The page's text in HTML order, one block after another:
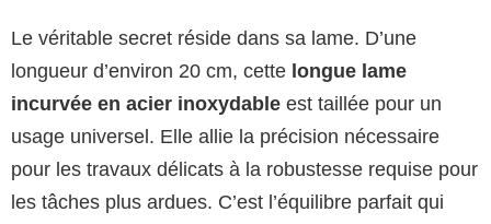
Le véritable secret réside dans sa lame. D’une
longueur d’environ 20 cm, cette longue lame
incurvée en acier inoxydable est taillée pour un
usage universel. Elle allie la précision nécessaire
pour les travaux délicats à la robustesse requise pour
les tâches plus ardues. C’est l’équilibre parfait qui